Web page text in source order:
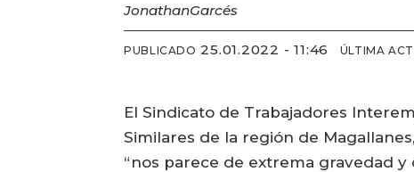
JonathanGarcés
PUBLICADO 25.01.2022 - 11:46 ÚLTIMA
El Sindicato de Trabajadores
Similares de la región de
“nos parece de extrema gravedad